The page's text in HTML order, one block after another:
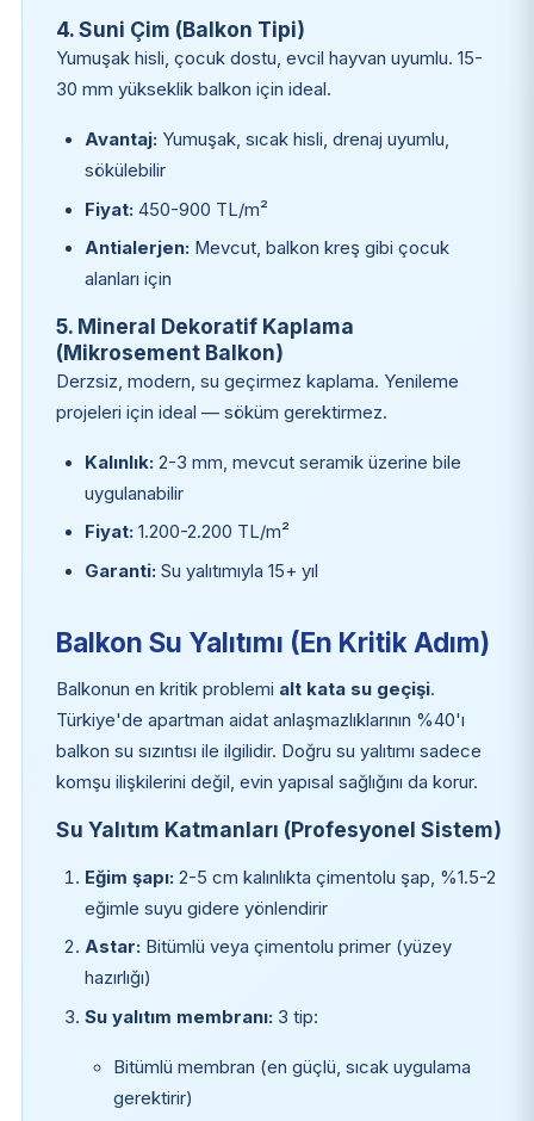
4. Suni Çim (Balkon Tipi)
Yumuşak hisli, çocuk dostu, evcil hayvan uyumlu. 15-
30 mm yükseklik balkon için ideal.
Avantaj: Yumuşak, sıcak hisli, drenaj uyumlu,
sökülebilir
Fiyat: 450-900 TL/m²
Antialerjen: Mevcut, balkon kreş gibi çocuk
alanları için
5. Mineral Dekoratif Kaplama
(Mikrosement Balkon)
Derzsiz, modern, su geçirmez kaplama. Yenileme
projeleri için ideal — söküm gerektirmez.
Kalınlık: 2-3 mm, mevcut seramik üzerine bile
uygulanabilir
Fiyat: 1.200-2.200 TL/m²
Garanti: Su yalıtımıyla 15+ yıl
Balkon Su Yalıtımı (En Kritik Adım)
Balkonun en kritik problemi alt kata su geçişi.
Türkiye'de apartman aidat anlaşmazlıklarının %40'ı
balkon su sızıntısı ile ilgilidir. Doğru su yalıtımı sadece
komşu ilişkilerini değil, evin yapısal sağlığını da korur.
Su Yalıtım Katmanları (Profesyonel Sistem)
Eğim şapı: 2-5 cm kalınlıkta çimentolu şap, %1.5-2
eğimle suyu gidere yönlendirir
Astar: Bitümlü veya çimentolu primer (yüzey
hazırlığı)
Su yalıtım membranı: 3 tip:
Bitümlü membran (en güçlü, sıcak uygulama
gerektirir)